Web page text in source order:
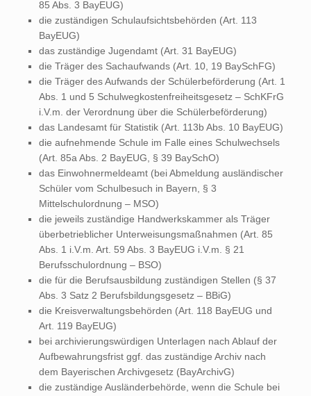
85 Abs. 3 BayEUG)
die zuständigen Schulaufsichtsbehörden (Art. 113
BayEUG)
das zuständige Jugendamt (Art. 31 BayEUG)
die Träger des Sachaufwands (Art. 10, 19 BaySchFG)
die Träger des Aufwands der Schülerbeförderung (Art. 1
Abs. 1 und 5 Schulwegkostenfreiheitsgesetz – SchKFrG
i.V.m. der Verordnung über die Schülerbeförderung)
das Landesamt für Statistik (Art. 113b Abs. 10 BayEUG)
die aufnehmende Schule im Falle eines Schulwechsels
(Art. 85a Abs. 2 BayEUG, § 39 BaySchO)
das Einwohnermeldeamt (bei Abmeldung ausländischer
Schüler vom Schulbesuch in Bayern, § 3
Mittelschulordnung – MSO)
die jeweils zuständige Handwerkskammer als Träger
überbetrieblicher Unterweisungsmaßnahmen (Art. 85
Abs. 1 i.V.m. Art. 59 Abs. 3 BayEUG i.V.m. § 21
Berufsschulordnung – BSO)
die für die Berufsausbildung zuständigen Stellen (§ 37
Abs. 3 Satz 2 Berufsbildungsgesetz – BBiG)
die Kreisverwaltungsbehörden (Art. 118 BayEUG und
Art. 119 BayEUG)
bei archivierungswürdigen Unterlagen nach Ablauf der
Aufbewahrungsfrist ggf. das zuständige Archiv nach
dem Bayerischen Archivgesetz (BayArchivG)
die zuständige Ausländerbehörde, wenn die Schule bei